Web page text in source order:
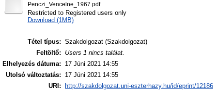
Penczi_Vencelne_1967.pdf
Restricted to Registered users only
Download (1MB)
Tétel típus: Szakdolgozat (Szakdolgozat)
Feltöltő:
Users 1 nincs találat.
Elhelyezés dátuma:
17 Júni 2021 14:55
Utolsó változtatás:
17 Júni 2021 14:55
URI:
http://szakdolgozat.uni-eszterhazy.hu/id/eprint/12186